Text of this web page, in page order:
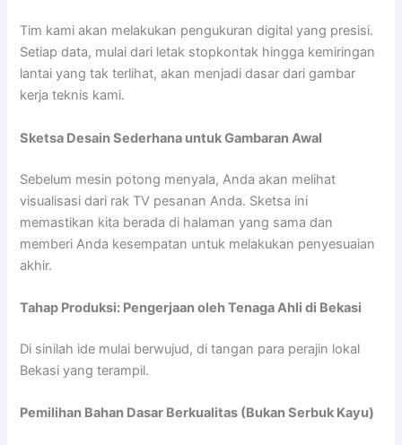
Tim kami akan melakukan pengukuran digital yang presisi.
Setiap data, mulai dari letak stopkontak hingga kemiringan
lantai yang tak terlihat, akan menjadi dasar dari gambar
kerja teknis kami.
Sketsa Desain Sederhana untuk Gambaran Awal
Sebelum mesin potong menyala, Anda akan melihat
visualisasi dari rak TV pesanan Anda. Sketsa ini
memastikan kita berada di halaman yang sama dan
memberi Anda kesempatan untuk melakukan penyesuaian
akhir.
Tahap Produksi: Pengerjaan oleh Tenaga Ahli di Bekasi
Di sinilah ide mulai berwujud, di tangan para perajin lokal
Bekasi yang terampil.
Pemilihan Bahan Dasar Berkualitas (Bukan Serbuk Kayu)